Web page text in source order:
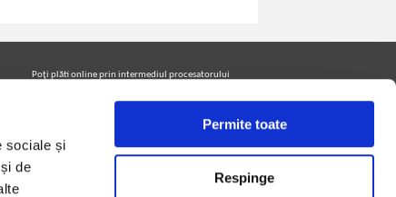
sociale și
de
Permite toate
Respinge
Poţi plăti online prin intermediul procesatorului
Urmăreşte-ne pe facebook pentru a fi la curent cu